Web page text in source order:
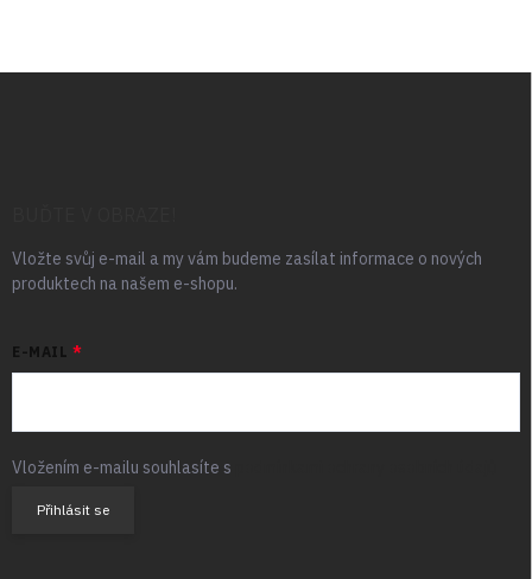
Vložte svůj e-mail a my vám budeme zasílat informace o nových
produktech na našem e-shopu.
E-MAIL
Vložením e-mailu souhlasíte s
Přihlásit se